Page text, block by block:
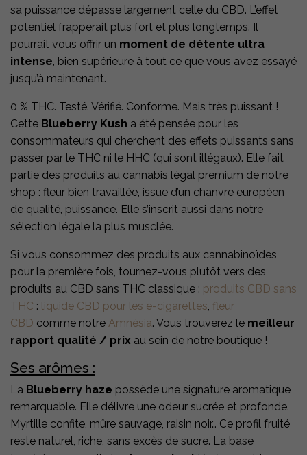
sa puissance dépasse largement celle du CBD. L’effet
potentiel frapperait plus fort et plus longtemps. Il
pourrait vous offrir un moment de détente ultra
intense, bien supérieure à tout ce que vous avez essayé
jusqu’à maintenant.
0 % THC. Testé. Vérifié. Conforme. Mais très puissant !
Cette Blueberry Kush a été pensée pour les
consommateurs qui cherchent des effets puissants sans
passer par le THC ni le HHC (qui sont illégaux). Elle fait
partie des produits au cannabis légal premium de notre
shop : fleur bien travaillée, issue d’un chanvre européen
de qualité, puissance. Elle s’inscrit aussi dans notre
sélection légale la plus musclée.
Si vous consommez des produits aux cannabinoïdes
pour la première fois, tournez-vous plutôt vers des
produits au CBD sans THC classique : produits CBD sans
THC : liquide CBD pour les e-cigarettes, fleur
CBD comme notre Amnésia. Vous trouverez le meilleur
rapport qualité / prix au sein de notre boutique !
Ses arômes :
La Blueberry haze possède une signature aromatique
remarquable. Elle délivre une odeur sucrée et profonde.
Myrtille confite, mûre sauvage, raisin noir… Ce profil fruité
reste naturel, riche, sans excès de sucre. La base